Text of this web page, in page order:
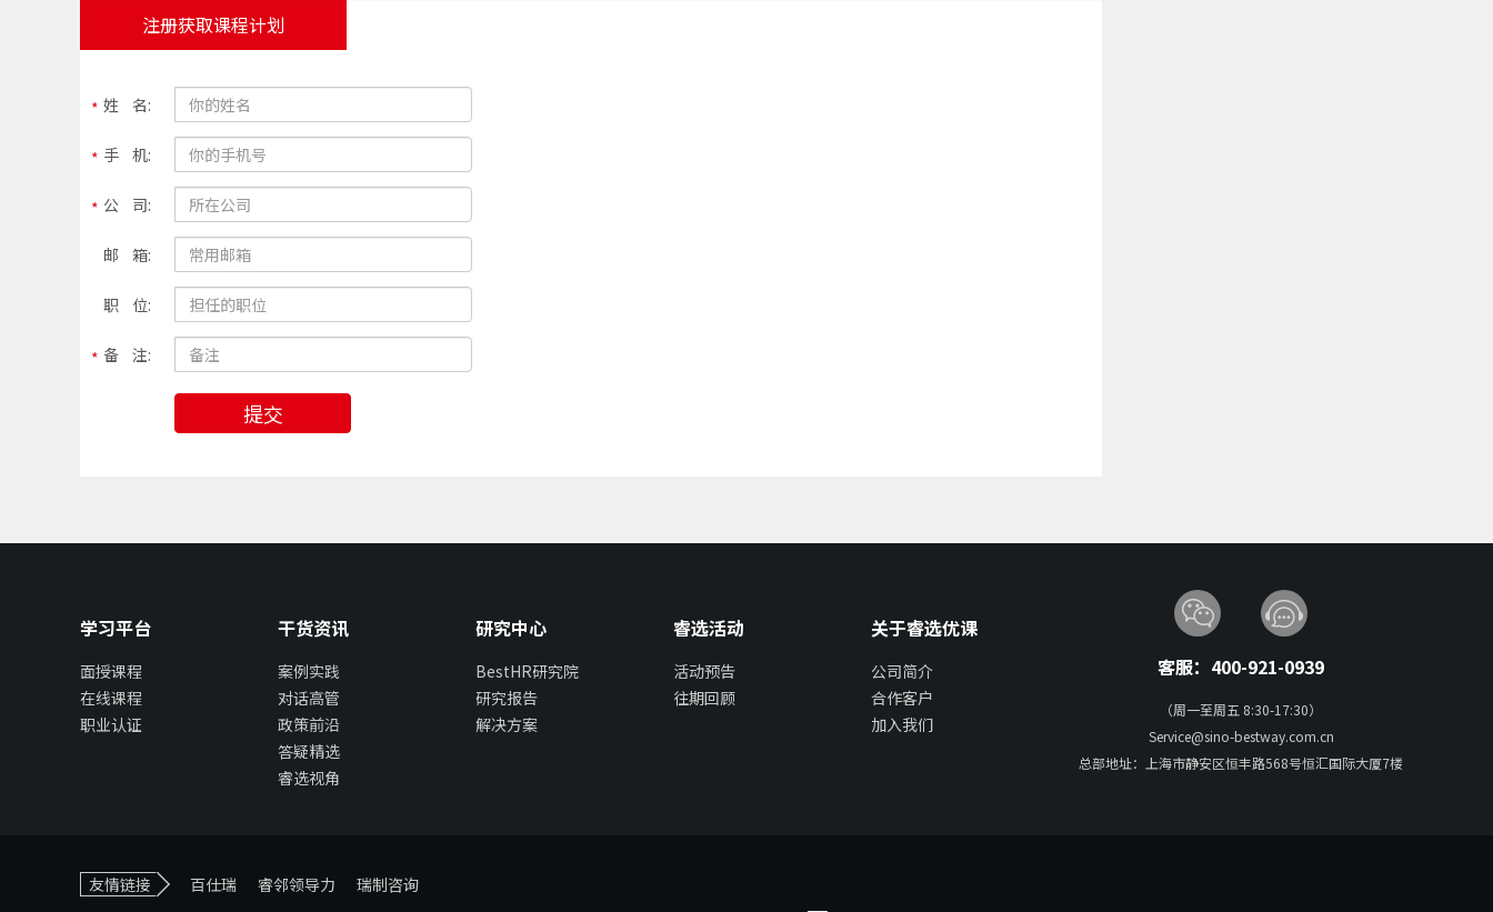
注册获取课程计划
姓 名:
手 机:
公 司:
邮 箱:
职 位:
备 注:
提交
学习平台
面授课程
在线课程
职业认证
干货资讯
案例实践
对话高管
政策前沿
答疑精选
睿选视角
研究中心
BestHR研究院
研究报告
解决方案
睿选活动
活动预告
往期回顾
关于睿选优课
公司简介
合作客户
加入我们
客服：400-921-0939
（周一至周五 8:30-17:30）
Service@sino-bestway.com.cn
总部地址：上海市静安区恒丰路568号恒汇国际大厦7楼
友情链接 百仕瑞 睿邻领导力
瑞制咨询